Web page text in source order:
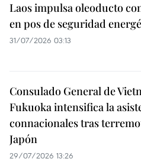
Laos impulsa oleoducto
en pos de seguridad
31/07/2026 03:13
Consulado General de
Fukuoka intensifica la
connacionales tras
Japón
29/07/2026 13:26